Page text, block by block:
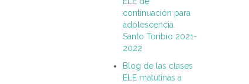
continuación para
adolescencia.
Santo Toribio 2021-
2022
Blog de las clases
ELE matutinas a